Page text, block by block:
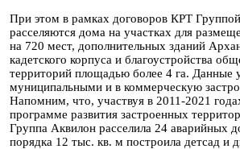
При этом в рамках договоров КРТ
расселяются дома на участках для
на 720 мест, дополнительных зданий
кадетского корпуса и благоустройства
территорий площадью более 4 га. Данные
муниципальными и в коммерческую
Напомним, что, участвуя в 2011-2021
программе развития застроенных
Группа Аквилон расселила 24 аварийных
порядка 12 тыс. кв. м построила детсад и